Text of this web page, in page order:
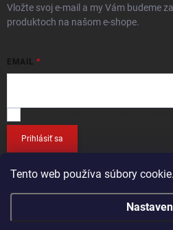
Tento web používa súbory
Vložte svoj e-mail a my Vám budeme
produktoch na našom e-shope.
EMAIL
Prihlásiť sa